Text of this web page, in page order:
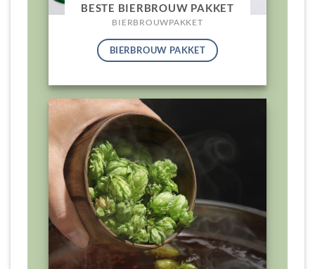
BESTE BIERBROUW PAKKET
BIERBROUWPAKKET
BIERBROUW PAKKET